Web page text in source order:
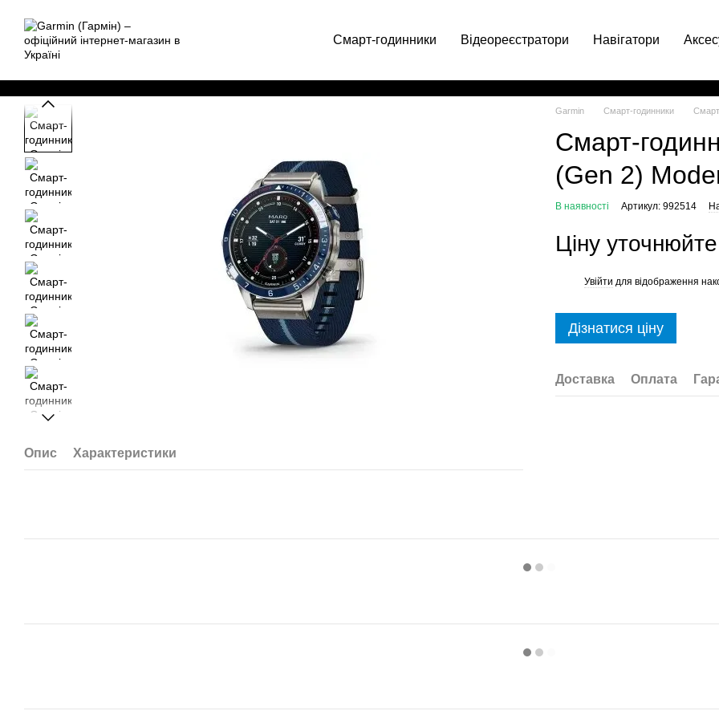
Смарт-годинники Відеореєстратори Навігатори
Опис Характеристики
Garmin Смарт-годинники
Смарт-
(Gen 2)
В наявності Артикул: 992514
Ціну уточнюйте
Увійти для відображення
Дізнатися ціну
Доставка Оплата